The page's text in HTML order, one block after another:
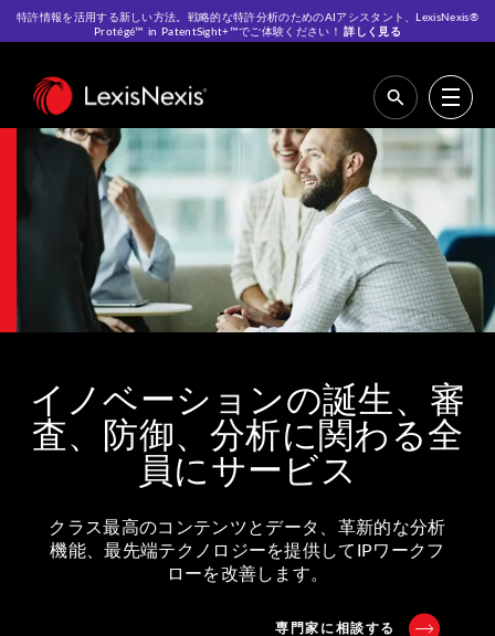
特許情報を活用する新しい方法。戦略的な特許分析のためのAIアシスタント、LexisNexis®
Protégé™ in PatentSight+™でご体験ください！
詳しく見る
ホーム>当社のサービス
イノベーションの誕生、審
査、防御、分析に関わる全
員にサービス
クラス最高のコンテンツとデータ、革新的な分析
機能、最先端テクノロジーを提供してIPワークフ
ローを改善します。
専門家に相談する